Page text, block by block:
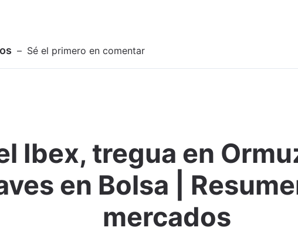
Sé el primero en comentar
Adjuntar imagen
Ibex, tregua en
en Bolsa |
mercados